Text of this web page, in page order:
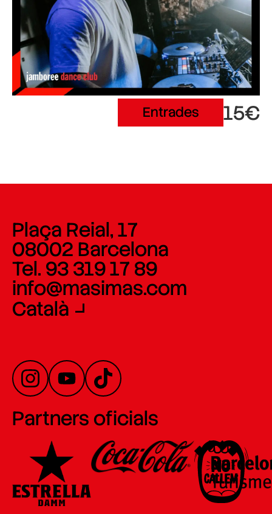
Entrades 15€
Plaça Reial, 17
08002 Barcelona
Tel. 93 319 17 89
info@masimas.com
Català
Partners oficials